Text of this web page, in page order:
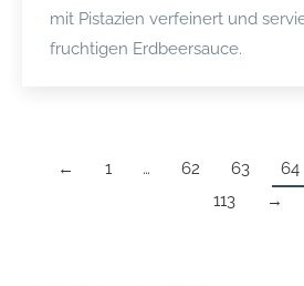
mit Pistazien verfeinert und
fruchtigen Erdbeersauce.
← 1 … 62 63 64
113
→